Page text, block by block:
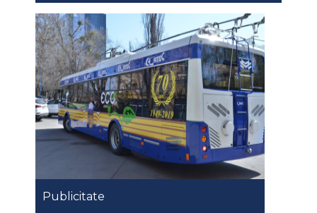
Publicitate